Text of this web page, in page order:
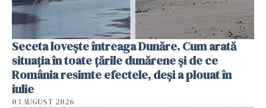
Seceta lovește întreaga Dunăre. Cum arată
situația în toate țările dunărene și de ce
România resimte efectele, deși a plouat în
iulie
03 AUGUST 2026